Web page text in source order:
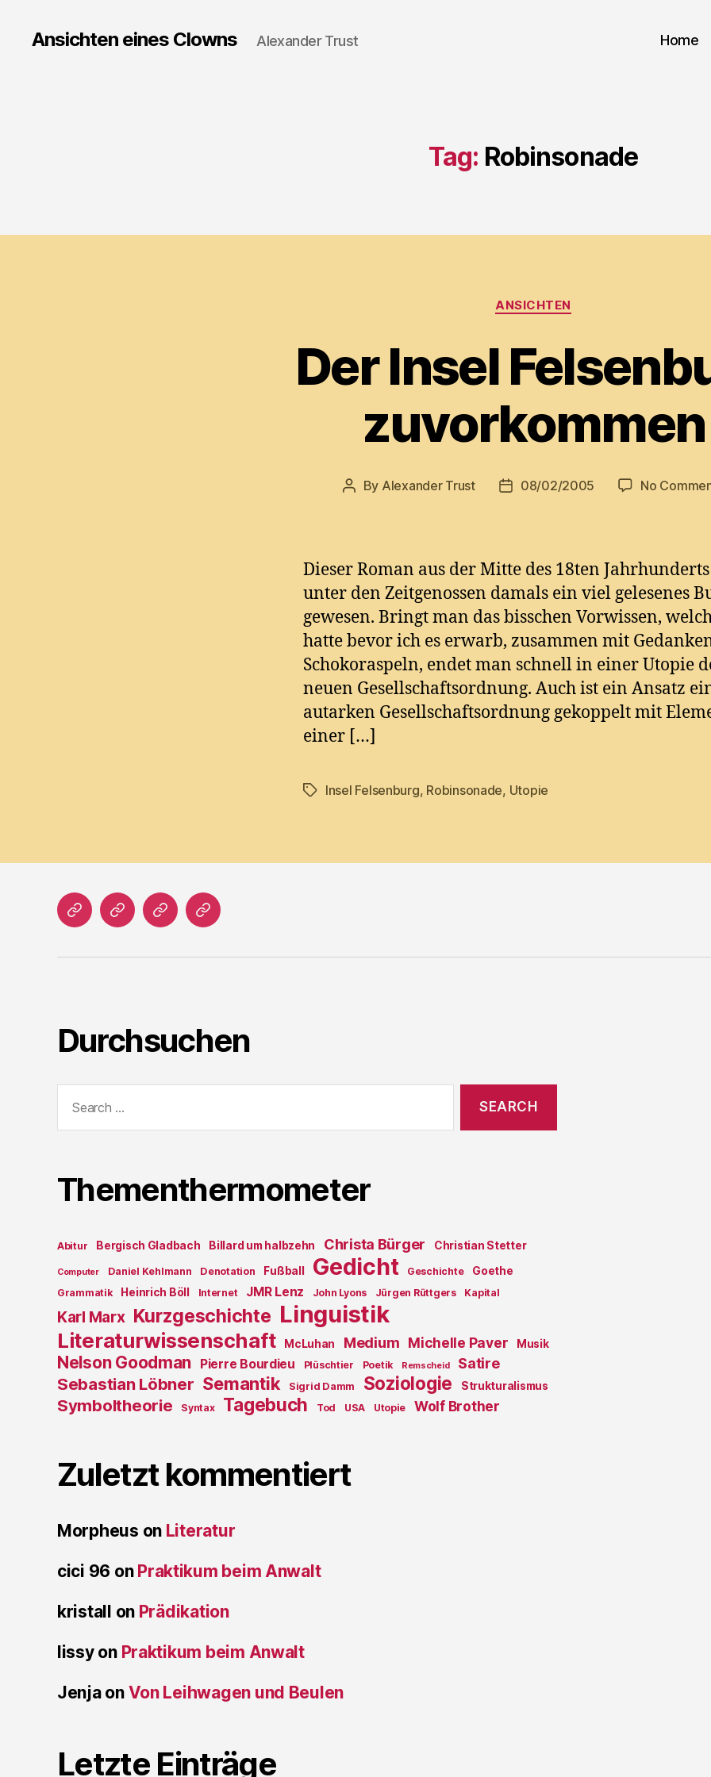
Ansichten eines Clowns Alexander Trust Home
Tag: Robinsonade
Categories
ANSICHTEN
Der Insel
zuvorkommen
Post
By Alexander Trust
Post08/02/2005 No
Dieser Roman aus der Mitte des 18ten
unter den Zeitgenossen damals ein viel gelesenes
gewesen. Bringt man das bisschen Vorwissen,
hatte bevor ich es erwarb, zusammen mit
Schokoraspeln, endet man schnell in einer Utopie
neuen Gesellschaftsordnung. Auch ist ein Ansatz
autarken Gesellschaftsordnung gekoppelt mit
einer […]
TagsInsel Felsenburg, Robinsonade, Utopie
Home LiteraturProsa Impressum
Durchsuchen
for:
Thementhermometer
Abitur Bergisch Gladbach Billard um halbzehn Christa Bürger Christian Stetter
Computer Daniel Kehlmann Denotation Fußball Gedicht Geschichte Goethe
Grammatik Heinrich Böll Internet JMR Lenz John Lyons Jürgen Rüttgers Kapital
Karl Marx Kurzgeschichte Linguistik
Literaturwissenschaft McLuhan Medium Michelle Paver Musik
Nelson Goodman Pierre Bourdieu Plüschtier Poetik Remscheid Satire
Sebastian Löbner Semantik Sigrid Damm Soziologie Strukturalismus
Symboltheorie Syntax Tagebuch Tod USA Utopie Wolf Brother
Zuletzt kommentiert
Morpheus on Literatur
cici 96 on Praktikum beim Anwalt
kristall on Prädikation
lissyon Praktikum beim Anwalt
Jenjaon Von Leihwagen und Beulen
Letzte Einträge